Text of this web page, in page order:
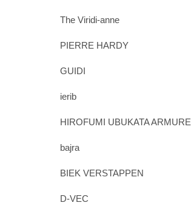
The Viridi-anne
PIERRE HARDY
GUIDI
ierib
HIROFUMI UBUKATA ARMURE
bajra
BIEK VERSTAPPEN
D-VEC